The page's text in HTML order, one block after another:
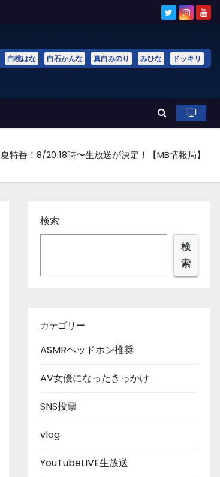
白桃はな 白石かんな 真白みのり みひな ドッキリ
夏特番！8/20 18時〜生放送が決定！【MB情報局】
検索
検
索
カテゴリー
ASMRヘッドホン推奨
AV女優になったきっかけ
SNS投票
vlog
YouTubeLIVE生放送